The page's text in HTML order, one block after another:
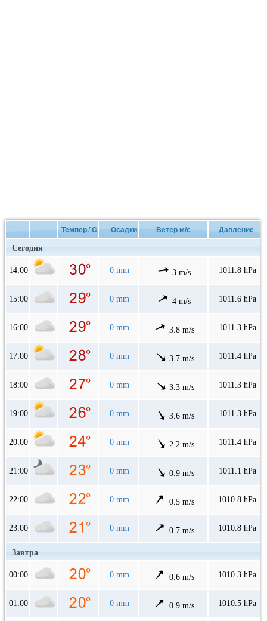
Темпер.°C Осадки Ветер м/с Давление
Сегодня
14:00 0 mm 3 m/s 1011.8 hPa
15:00 0 mm 4 m/s 1011.6 hPa
16:00 0 mm 3.8 m/s 1011.3 hPa
17:00 0 mm 3.7 m/s 1011.4 hPa
18:00 0 mm 3.3 m/s 1011.3 hPa
19:00 0 mm 3.6 m/s 1011.3 hPa
20:00 0 mm 2.2 m/s 1011.4 hPa
21:00 0 mm 0.9 m/s 1011.1 hPa
22:00 0 mm 0.5 m/s 1010.8 hPa
23:00 0 mm 0.7 m/s 1010.8 hPa
Завтра
00:00 0 mm 0.6 m/s 1010.3 hPa
01:00 0 mm 0.9 m/s 1010.5 hPa